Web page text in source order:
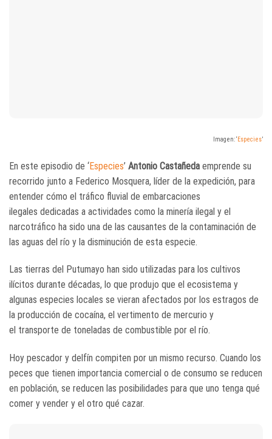
Imagen: ‘ Especies’
En este episodio de ‘Especies’ Antonio Castañeda emprende su
recorrido junto a Federico Mosquera, líder de la expedición, para
entender cómo el tráfico fluvial de embarcaciones
ilegales dedicadas a actividades como la minería ilegal y el
narcotráfico ha sido una de las causantes de la contaminación de
las aguas del río y la disminución de esta especie.
Las tierras del Putumayo han sido utilizadas para los cultivos
ilícitos durante décadas, lo que produjo que el ecosistema y
algunas especies locales se vieran afectados por los estragos de
la producción de cocaína, el vertimento de mercurio y
el transporte de toneladas de combustible por el río.
Hoy pescador y delfín compiten por un mismo recurso. Cuando los
peces que tienen importancia comercial o de consumo se reducen
en población, se reducen las posibilidades para que uno tenga qué
comer y vender y el otro qué cazar.